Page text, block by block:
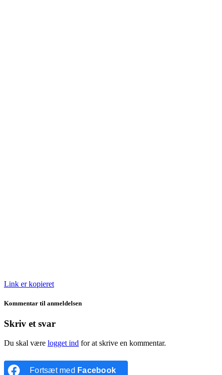
Link er kopieret
Kommentar til anmeldelsen
Skriv et svar
Du skal være logget ind for at skrive en kommentar.
Fortsæt med Facebook